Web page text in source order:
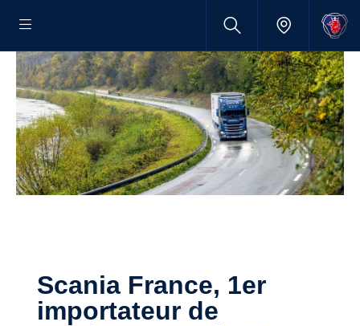
Scania France, 1er
importateur de